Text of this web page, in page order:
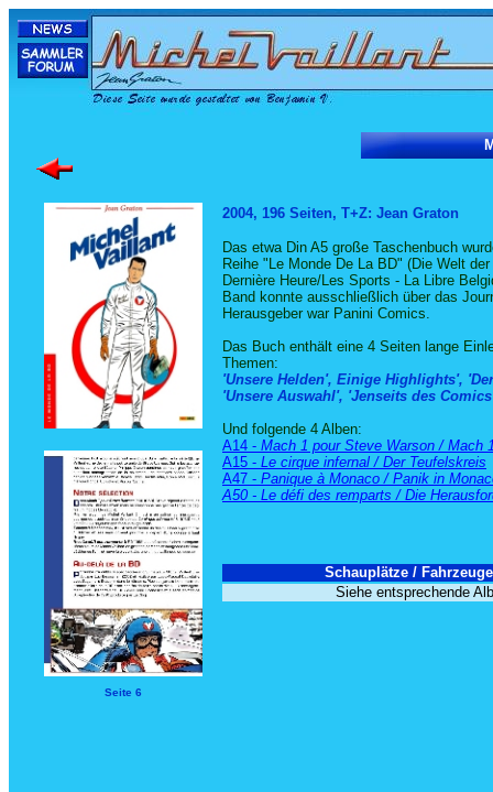
2004, 196 Seiten, T+Z: Jean Graton
Das etwa Din A5 große Taschenbuch
Reihe "Le Monde De La BD" (Die Welt
Dernière Heure/Les Sports - La Libre
Band konnte ausschließlich über das
Herausgeber war Panini Comics.
Das Buch enthält eine 4 Seiten lange
Themen:
'Unsere Helden', Einige Highlights',
'Unsere Auswahl', 'Jenseits des
Und folgende 4 Alben:
A14 - Mach 1 pour Steve Warson / Mach
A15 - Le cirque infernal / Der Teufelskreis
A47 - Panique à Monaco / Panik in
A50 - Le défi des remparts / Die
Schauplätze /
Siehe entsprechende
Seite 6